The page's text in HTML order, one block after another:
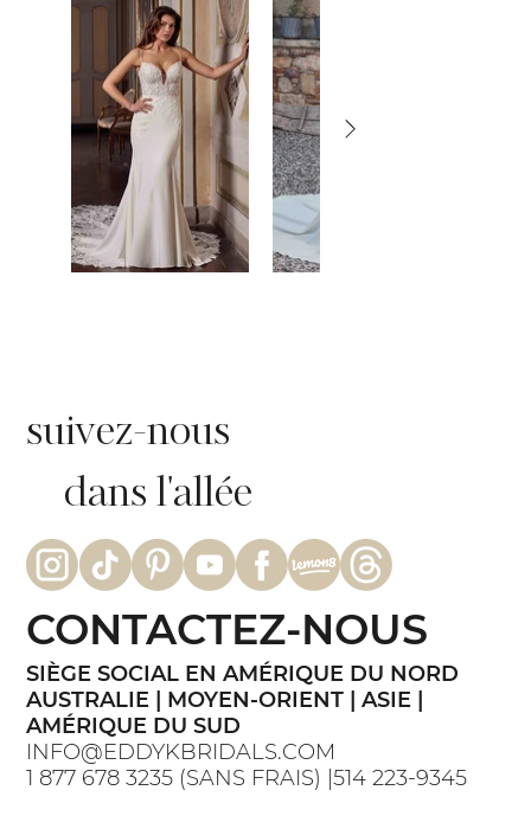
suivez-nous
dans l'allée
SIÈGE SOCIAL EN AMÉRIQUE DU NORD
AUSTRALIE | MOYEN-ORIENT | ASIE |
AMÉRIQUE DU SUD
INFO@EDDYKBRIDALS.COM
1 877 678 3235 (SANS FRAIS) |514 223-9345
CONTACTEZ-NOUS